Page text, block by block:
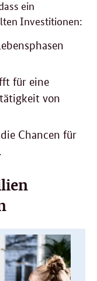
ein
Investitionen:
für eine
von
Chancen für